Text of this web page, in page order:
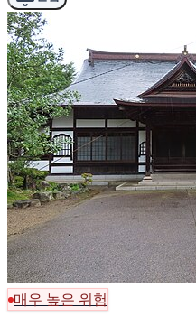
매우 높은 위험